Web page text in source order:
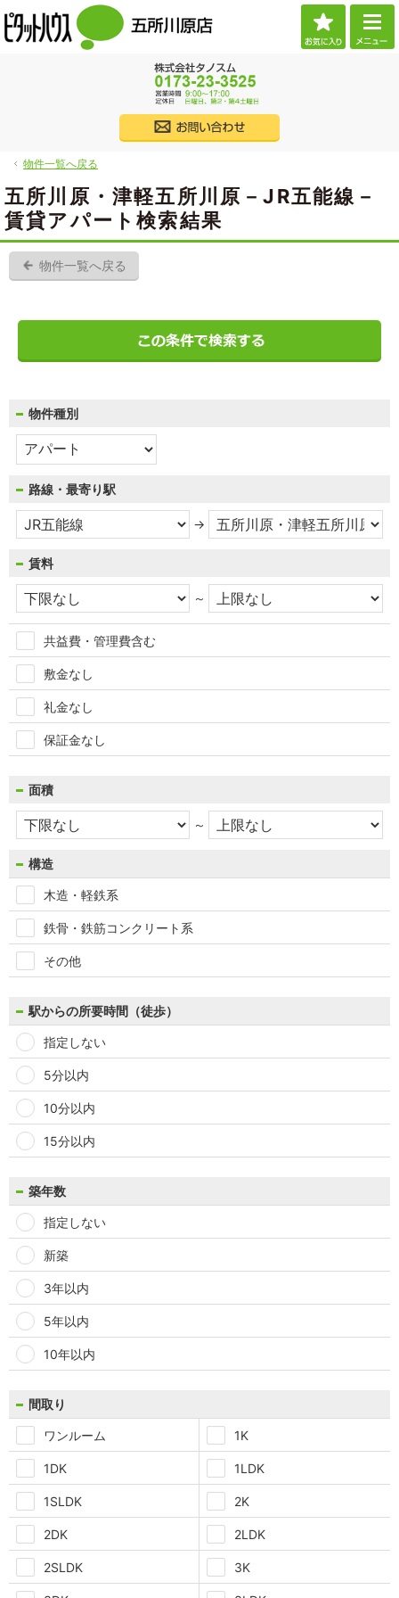
物件一覧へ戻る
五所川原・津軽五所川原－JR五能線－
賃貸アパート検索結果
ご希望に沿ったお部屋探し。五所川原市・つがる市の賃貸・不動産なら当社へお任せくだ
（株）タノスム 【ピタットハウス五所川原店】 五所川原市・つがる市・西津軽郡・北
物件一覧へ戻る
物件種別
路線・最寄り駅
→
賃料
～
共益費・管理費含む
敷金なし
礼金なし
保証金なし
面積
～
構造
木造・軽鉄系
鉄骨・鉄筋コンクリート系
その他
駅からの所要時間（徒歩）
指定しない
5分以内
10分以内
15分以内
築年数
指定しない
新築
3年以内
5年以内
10年以内
間取り
ワンルーム 1K
1DK 1LDK
1SLDK 2K
2DK 2LDK
2SLDK 3K
お気に